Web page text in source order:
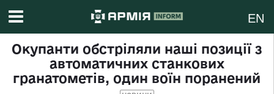
EN
Окупанти обстріляли наші позиції з
автоматичних станкових
гранатометів, один воїн поранений